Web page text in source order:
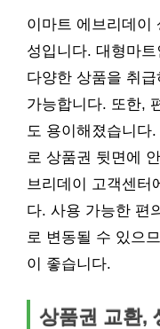
이마트 에브리데이
성입니다. 대형마
다양한 상품을 취
가능합니다. 또한,
도 용이해졌습니다
로 상품권 뒷면에
브리데이 고객센터
다. 사용 가능한 편
로 변동될 수 있으
이 좋습니다.
상품권 교환,